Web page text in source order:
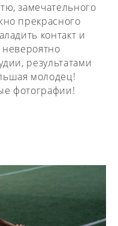
замечательного
прекрасного
контакт и
результатами
молодец!
фотографии!